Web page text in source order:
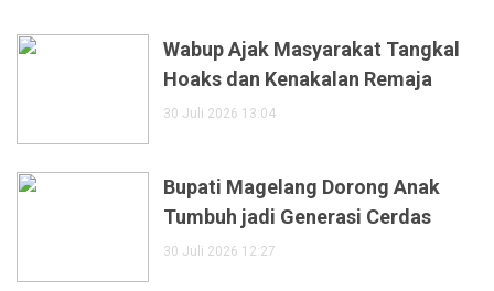
Wabup Ajak Masyarakat Tangkal
Hoaks dan Kenakalan Remaja
30 Juli 2026 13:04
Bupati Magelang Dorong Anak
Tumbuh jadi Generasi Cerdas
30 Juli 2026 12:27